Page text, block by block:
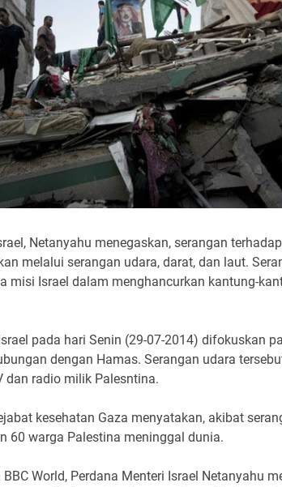
Netanyahu menegaskan, serangan
melalui serangan udara, darat, dan laut.
misi Israel dalam menghancurkan kantung-
pada hari Senin (29-07-2014) difokuskan
dengan Hamas. Serangan udara
dan radio milik Palesntina.
kesehatan Gaza menyatakan, akibat
60 warga Palestina meninggal dunia.
World, Perdana Menteri Israel Netanyahu